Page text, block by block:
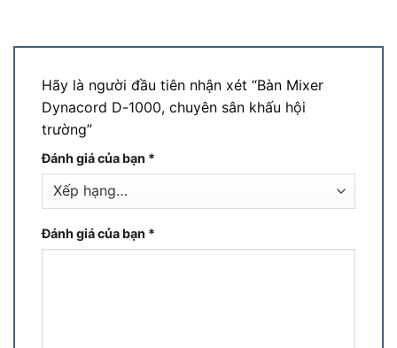
Hãy là người đầu tiên nhận xét “Bàn Mixer
Dynacord D-1000, chuyên sân khấu hội
trường”
Đánh giá của bạn *
Đánh giá của bạn *